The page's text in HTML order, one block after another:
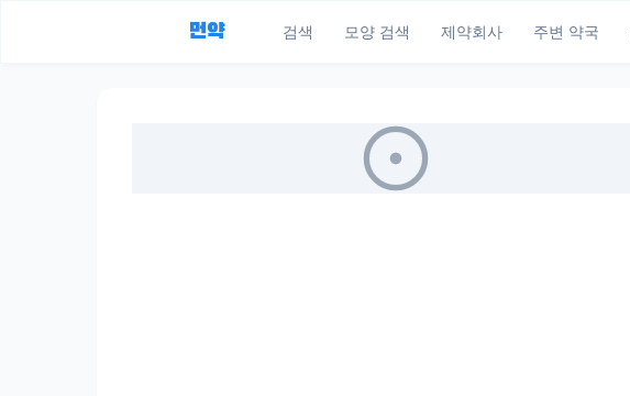
먼약 검색 모양 검색 제약회사 주변 약국